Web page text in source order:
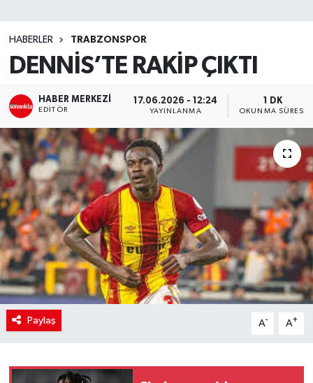
HABERLER TRABZONSPOR
DENNİS’TE RAKİP ÇIKTI
HABER MERKEZI
EDITÖR
17.06.2026 - 12:24
YAYINLANMA
1 DK
OKUNMA SÜRESI
Paylaş A- A+
Teknoloji
TRABZON
TRABZONSPOR
Yaşam